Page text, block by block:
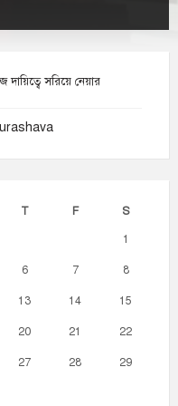
সরিয়ে নেয়ার
T F S
1
6 7 8
13 14 15
20 21 22
27 28 29